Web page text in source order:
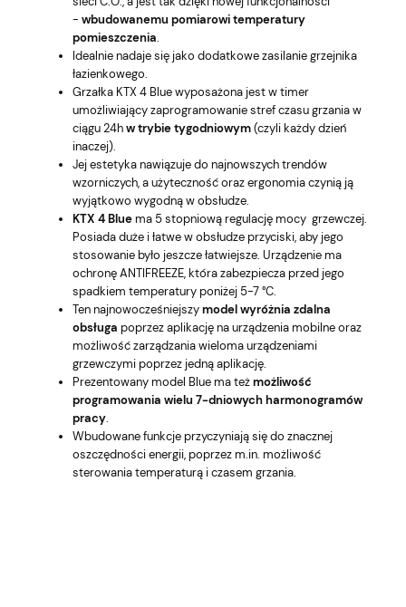
- wbudowanemu pomiarowi temperatury
pomieszczenia.
Idealnie nadaje się jako dodatkowe zasilanie grzejnika
łazienkowego.
Grzałka KTX 4 Blue wyposażona jest w timer
umożliwiający zaprogramowanie stref czasu grzania w
ciągu 24hw trybie tygodniowym(czyli każdy dzień
inaczej).
Jej estetyka nawiązuje do najnowszych trendów
wzorniczych, a użyteczność oraz ergonomia czynią ją
wyjątkowo wygodną w obsłudze.
KTX 4 Bluema 5 stopniową regulację mocy grzewczej.
Posiada duże i łatwe w obsłudze przyciski, aby jego
stosowanie było jeszcze łatwiejsze. Urządzenie ma
ochronę ANTIFREEZE, która zabezpiecza przed jego
spadkiem temperatury poniżej 5-7 °C.
Ten najnowocześniejszymodel wyróżnia zdalna
obsługa poprzez aplikację na urządzenia mobilne oraz
możliwość zarządzania wieloma urządzeniami
grzewczymi poprzez jedną aplikację.
Prezentowany model Blue ma teżmożliwość
programowania wielu 7-dniowych harmonogramów
pracy.
Wbudowane funkcje przyczyniają się do znacznej
oszczędności energii, poprzez m.in. możliwość
sterowania temperaturą i czasem grzania.